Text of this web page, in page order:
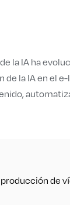
la IA ha
de la IA en el
de